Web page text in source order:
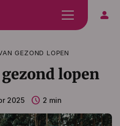
person
GEZOND LOPEN
lopen
2025 schedule 2 min